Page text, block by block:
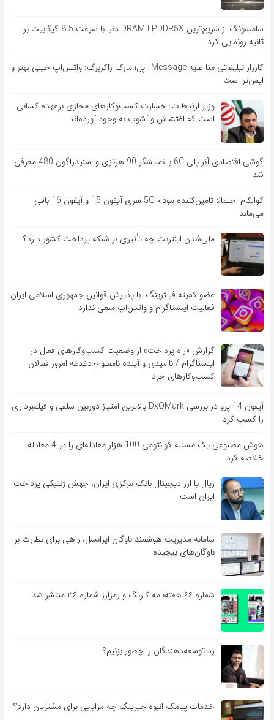
سامسونگ از سریع‌ترین DRAM LPDDR5X دنیا با سرعت 8.5 گیگابیت بر
ثانیه رونمایی کرد
کارزار تبلیغاتی متا علیه iMessage اپل؛ مارک زاکربرگ: واتس‌اپ خیلی بهتر و
ایمن‌تر است
وزیر ارتباطات: خسارت کسب‌وکارهای مجازی برعهده کسانی
است که اغتشاش و آشوب به وجود آورده‌اند
گوشی اقتصادی آنر پلی 6C با نمایشگر 90 هرتزی و اسنپدراگون 480 معرفی
شد
کوالکام احتمالا تامین‌کننده مودم 5G سری آیفون 15 و آیفون 16 باقی
می‌ماند
ملی‌شدن اینترنت چه تأثیری بر شبکه پرداخت کشور دارد؟
عضو کمیته فیلترینگ: با پذیرش قوانین جمهوری اسلامی ایران
فعالیت اینستاگرام و واتس‌اپ منعی ندارد
گزارش «راه پرداخت» از وضعیت کسب‌وکارهای فعال در
اینستاگرام / ناامیدی و آینده نامعلوم؛ دغدغه امروز فعالان
کسب‌وکارهای خرد
آیفون 14 پرو در بررسی DxOMark بالاترین امتیاز دوربین سلفی و فیلمبرداری
را کسب کرد
هوش مصنوعی یک مسئله کوانتومی 100 هزار معادله‌‎ای را در 4 معادله
خلاصه کرد
ریال یا ارز دیجیتال بانک مرکزی ایران، جهش ژنتیکی پرداخت
ایران است
سامانه مدیریت هوشمند ناوگان ایرانسل، راهی برای نظارت بر
ناوگان‌های پیچیده
شماره ۶۶ هفته‌نامه کارنگ و رمزارز شماره ۳۶ منتشر شد
رد توسعه‌دهندگان را چطور بزنیم؟
خدمات پیامک انبوه جیرینگ چه مزایایی برای مشتریان دارد؟